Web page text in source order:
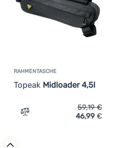
RAHMENTASCHE
Topeak Midloader 4,5l
Zum Vergleich 'Rahmentasche
59,19€
46,99 €